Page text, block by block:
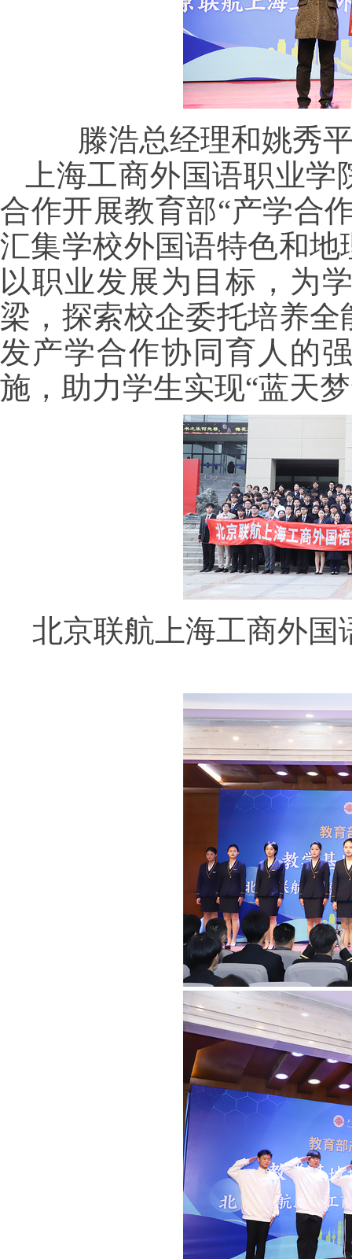
滕浩总经理和姚秀
上海工商外国语职业
合作开展教育部“产学合
汇集学校外国语特色和
以职业发展为目标，为
梁，探索校企委托培养
发产学合作协同育人的
施，助力学生实现“蓝天
北京联航上海工商外